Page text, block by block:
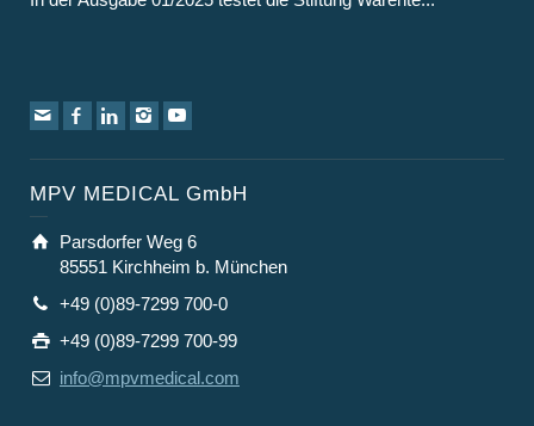
MPV MEDICAL GmbH
Parsdorfer Weg 6
85551 Kirchheim b. München
+49 (0)89-7299 700-0
+49 (0)89-7299 700-99
info@mpvmedical.com